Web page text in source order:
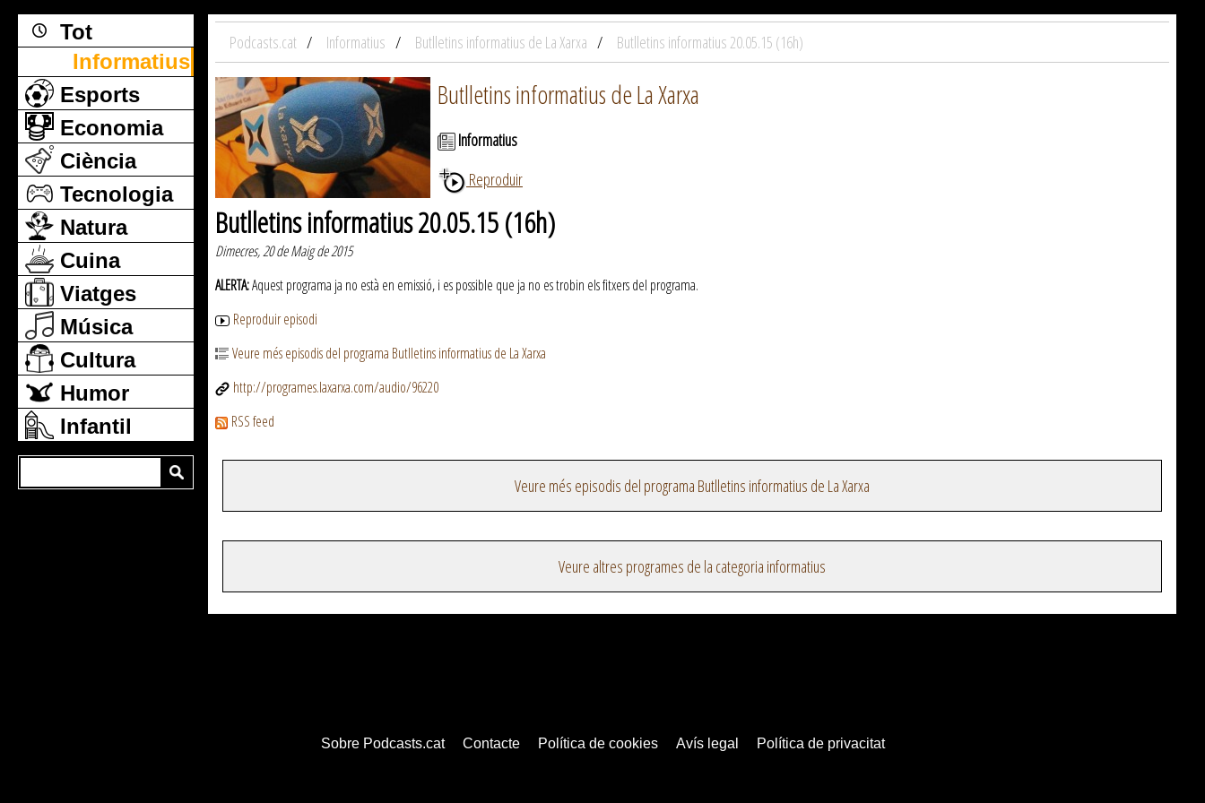
Tot
Informatius
Esports
Economia
Ciència
Tecnologia
Natura
Cuina
Viatges
Música
Cultura
Humor
Infantil
Podcasts.cat Informatius Butlletins informatius de La Xarxa Butlletins informatius 20.05.15 (16h)
Butlletins informatius de La Xarxa
Informatius
Reproduir
Butlletins informatius 20.05.15 (16h)
Dimecres, 20 de Maig de 2015
ALERTA:Aquest programa ja no està en emissió, i es possible que ja no es trobin els fitxers del programa.
Reproduir episodi
Veure més episodis del programa Butlletins informatius de La Xarxa
http://programes.laxarxa.com/audio/96220
RSS feed
Veure més episodis del programa Butlletins informatius de La Xarxa
Veure altres programes de la categoria informatius
Sobre Podcasts.cat Contacte Política de cookies Avís legal Política de privacitat